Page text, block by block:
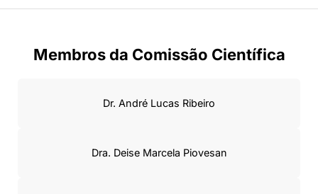
Membros da Comissão Científica
Dr. André Lucas Ribeiro
Dra. Deise Marcela Piovesan